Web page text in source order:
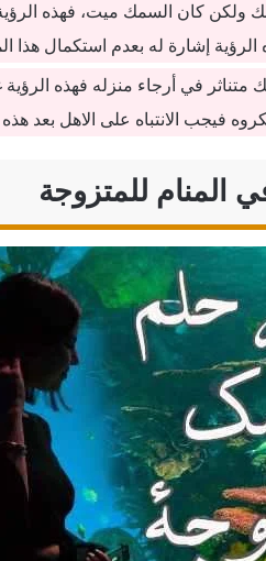
ولكن كان السمك ميت، فهذه
الرؤية إشارة له بعدم استكمال هذا
متناثر في أرجاء منزله فهذه
فيجب الانتباه على الاهل بعد هذه
المنام للمتزوجة